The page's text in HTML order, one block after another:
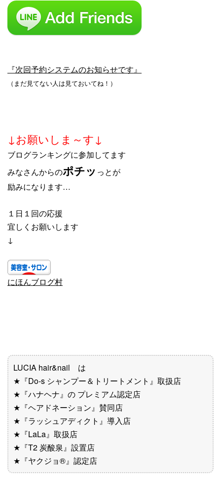
『次回予約システムのお知らせです』
（まだ見てない人は見ておいてね！）
↓お願いしま～す↓
ブログランキングに参加してます
みなさんからのポチッ っとが
励みになります…
１日１回の応援
宜しくお願いします
↓
にほんブログ村
LUCIA hair&nail は
★『Do-s シャンプー＆トリートメント』取扱店
★『ハナヘナ』の プレミアム認定店
★『ヘアドネーション』賛同店
★『ラッシュアディクト』導入店
★『LaLa』取扱店
★『T2 炭酸泉』設置店
★『ヤクジョ®︎』認定店